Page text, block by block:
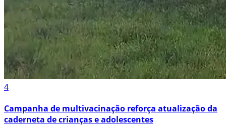
4
Campanha de multivacinação reforça atualização da
caderneta de crianças e adolescentes